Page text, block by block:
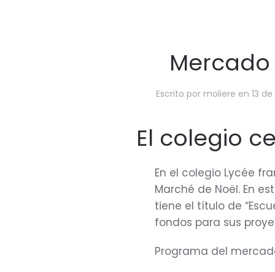
Escrito por moliere en 13
El colegio
En el colegio Lycée
Marché de Noël. En
tiene el título de
fondos para sus
Programa del